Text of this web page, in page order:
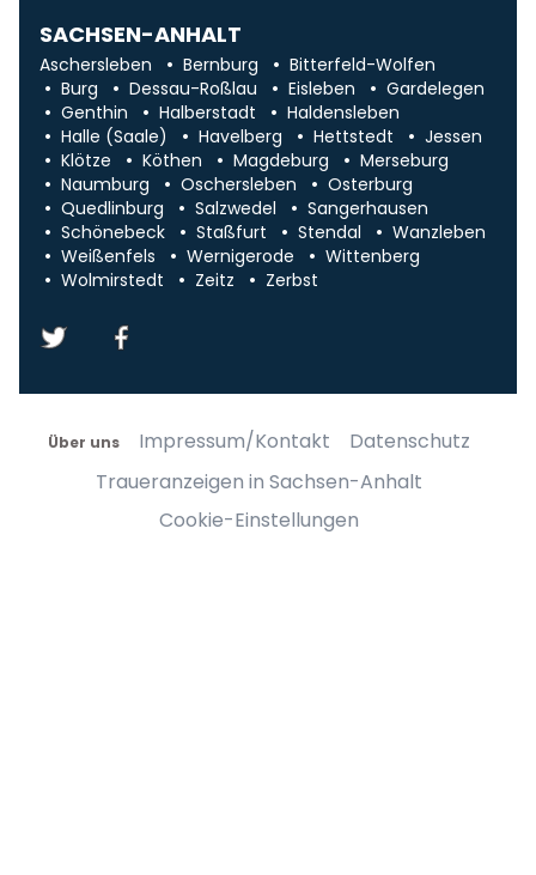
SACHSEN-ANHALT
Aschersleben Bernburg
Bitterfeld-Wolfen
Burg
Dessau-Roßlau Eisleben
Gardelegen
Genthin
Halberstadt
Haldensleben
Halle (Saale)
Havelberg Hettstedt
Jessen
Klötze
Köthen Magdeburg
Merseburg
Naumburg
Oschersleben
Osterburg
Quedlinburg
Salzwedel
Sangerhausen
Schönebeck
Staßfurt Stendal
Wanzleben
Weißenfels
Wernigerode
Wittenberg
Wolmirstedt
Zeitz Zerbst
Über uns Impressum/Kontakt
Datenschutz
Traueranzeigen in Sachsen-Anhalt
Cookie-Einstellungen